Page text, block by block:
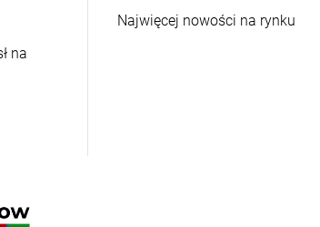
na
Najwięcej nowości na rynku